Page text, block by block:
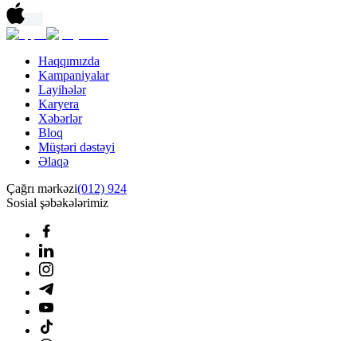
Haqqımızda
Kampaniyalar
Layihələr
Karyera
Xəbərlər
Bloq
Müştəri dəstəyi
Əlaqə
Çağrı mərkəzi(012) 924
Sosial şəbəkələrimiz